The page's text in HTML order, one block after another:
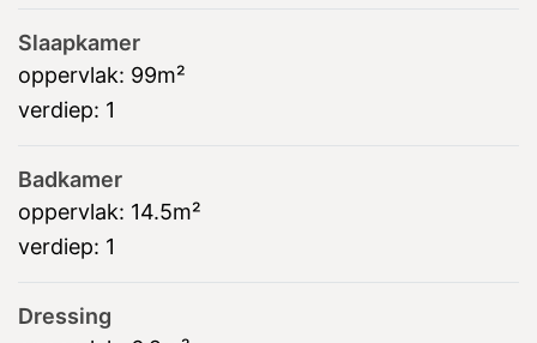
Slaapkamer
oppervlak: 99m²
verdiep: 1
Badkamer
oppervlak: 14.5m²
verdiep: 1
Dressing